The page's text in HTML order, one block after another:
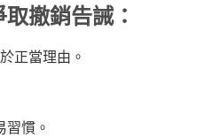
取撤銷告誡：
正當理由。
慣。